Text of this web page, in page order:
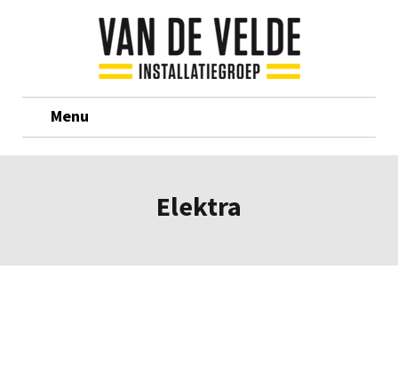
Menu
Elektra